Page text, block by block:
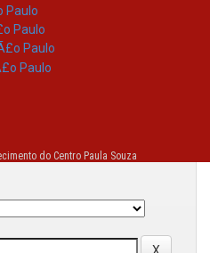
do Centro Paula Souza